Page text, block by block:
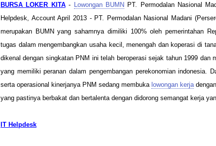
BURSA LOKER KITA- Lowongan BUMN PT. Permodalan Nasional
Helpdesk, Account April 2013 - PT. Permodalan Nasional Madani
merupakan BUMN yang sahamnya dimiliki 100% oleh pemerintahan
tugas dalam mengembangkan usaha kecil, menengah dan koperasi di
dikenal dengan singkatan PNM ini telah beroperasi sejak tahun 1999 dan
yang memiliki peranan dalam pengembangan perekonomian indonesia.
serta operasional kinerjanya PNM sedang membuka lowongan kerja
yang pastinya berbakat dan bertalenta dengan didorong semangat kerja
IT Helpdesk